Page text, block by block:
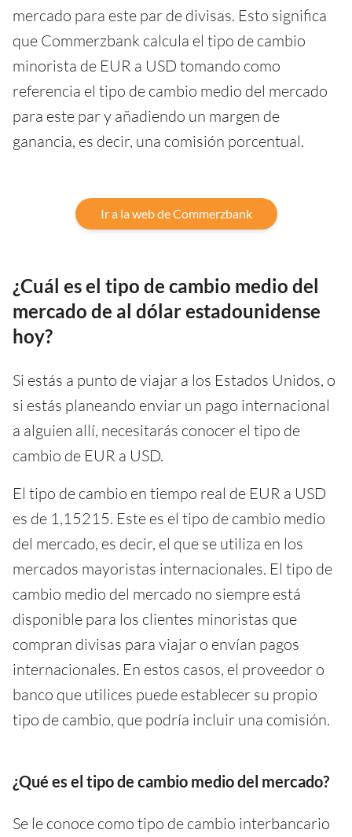
mercado para este par de divisas. Esto significa
que Commerzbank calcula el tipo de cambio
minorista de EUR a USD tomando como
referencia el tipo de cambio medio del mercado
para este par y añadiendo un margen de
ganancia, es decir, una comisión porcentual.
Ir a la web de Commerzbank
¿Cuál es el tipo de cambio medio del
mercado de al dólar estadounidense
hoy?
Si estás a punto de viajar a los Estados Unidos, o
si estás planeando enviar un pago internacional
a alguien allí, necesitarás conocer el tipo de
cambio de EUR a USD.
El tipo de cambio en tiempo real de EUR a USD
es de 1,15215. Este es el tipo de cambio medio
del mercado, es decir, el que se utiliza en los
mercados mayoristas internacionales. El tipo de
cambio medio del mercado no siempre está
disponible para los clientes minoristas que
compran divisas para viajar o envían pagos
internacionales. En estos casos, el proveedor o
banco que utilices puede establecer su propio
tipo de cambio, que podría incluir una comisión.
¿Qué es el tipo de cambio medio del mercado?
Se le conoce como tipo de cambio interbancario